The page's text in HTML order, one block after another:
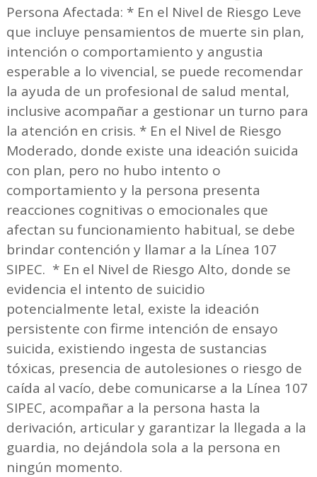
Persona Afectada: * En el Nivel de Riesgo Leve
que incluye pensamientos de muerte sin plan,
intención o comportamiento y angustia
esperable a lo vivencial, se puede recomendar
la ayuda de un profesional de salud mental,
inclusive acompañar a gestionar un turno para
la atención en crisis. * En el Nivel de Riesgo
Moderado, donde existe una ideación suicida
con plan, pero no hubo intento o
comportamiento y la persona presenta
reacciones cognitivas o emocionales que
afectan su funcionamiento habitual, se debe
brindar contención y llamar a la Línea 107
SIPEC. * En el Nivel de Riesgo Alto, donde se
evidencia el intento de suicidio
potencialmente letal, existe la ideación
persistente con firme intención de ensayo
suicida, existiendo ingesta de sustancias
tóxicas, presencia de autolesiones o riesgo de
caída al vacío, debe comunicarse a la Línea 107
SIPEC, acompañar a la persona hasta la
derivación, articular y garantizar la llegada a la
guardia, no dejándola sola a la persona en
ningún momento.